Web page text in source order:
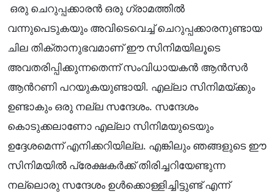
ഒരു ചെറുപ്പക്കാരൻ ഒരു ഗ്രാമത്തിൽ
വന്നുപെടുകയും അവിടെവെച്ച് ചെറുപ്പക്കാരനുണ്ടായ
ചില തിക്താനുഭവമാണ് ഈ സിനിമയിലൂടെ
അവതരിപ്പിക്കുന്നതെന്ന് സംവിധായകൻ ആൻസർ
ആന്‍റണി പറയുകയുണ്ടായി. എല്ലാ സിനിമയ്ക്കും
ഉണ്ടാകും ഒരു നല്ല സന്ദേശം. സന്ദേശം
കൊടുക്കലാണോ എല്ലാ സിനിമയുടെയും
ഉദ്ദേശമെന്ന് എനിക്കറിയില്ല. എങ്കിലും ഞങ്ങളുടെ ഈ
സിനിമയിൽ പ്രേക്ഷകർക്ക് തിരിച്ചറിയേണ്ടുന്ന
നല്ലൊരു സന്ദേശം ഉൾക്കൊള്ളിച്ചിട്ടുണ്ട് എന്ന്